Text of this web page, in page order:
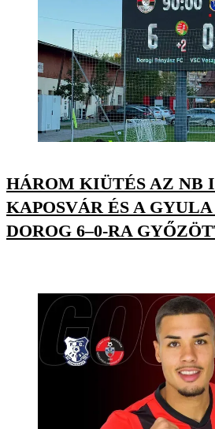
HÁROM KIÜTÉS AZ NB
KAPOSVÁR ÉS A GYULA
DOROG 6–0-RA